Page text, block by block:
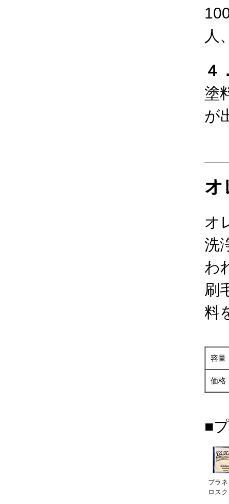
人
４
塗
が
オ
オ
洗
わ
刷
料
容量
価格
■
プラ
ロス